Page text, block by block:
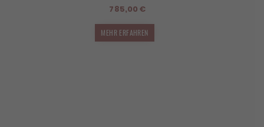
785,00€
MEHR ERFAHREN